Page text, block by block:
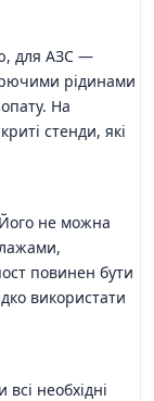
для АЗС —
рідинами
На
стенди, які
не можна
повинен бути
використати
необхідні